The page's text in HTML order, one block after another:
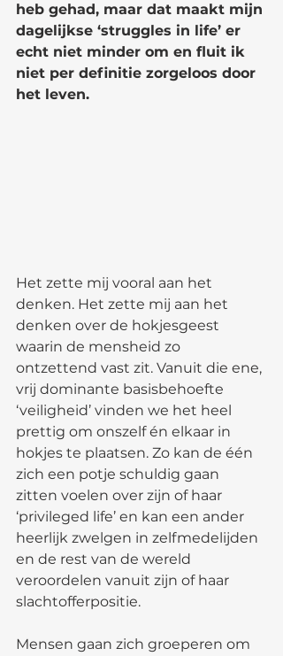
heb gehad, maar dat maakt mijn
dagelijkse ‘struggles in life’ er
echt niet minder om en fluit ik
niet per definitie zorgeloos door
het leven.
Het zette mij vooral aan het
denken. Het zette mij aan het
denken over de hokjesgeest
waarin de mensheid zo
ontzettend vast zit. Vanuit die ene,
vrij dominante basisbehoefte
‘veiligheid’ vinden we het heel
prettig om onszelf én elkaar in
hokjes te plaatsen. Zo kan de één
zich een potje schuldig gaan
zitten voelen over zijn of haar
‘privileged life’ en kan een ander
heerlijk zwelgen in zelfmedelijden
en de rest van de wereld
veroordelen vanuit zijn of haar
slachtofferpositie.
Mensen gaan zich groeperen om